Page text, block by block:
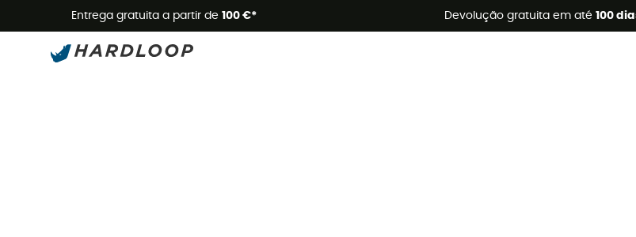
Entrega gratuita a partir de 100 €* Devolução gratuita em até 100
Promoções de verão 🔥 -5% EXTRA a partir de 2 produtos*